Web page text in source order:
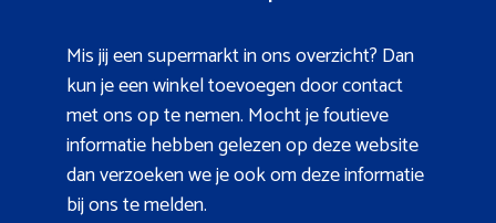
Mis jij een supermarkt in ons overzicht? Dan
kun je een winkel toevoegen door contact
met ons op te nemen. Mocht je foutieve
informatie hebben gelezen op deze website
dan verzoeken we je ook om deze informatie
bij ons te melden.